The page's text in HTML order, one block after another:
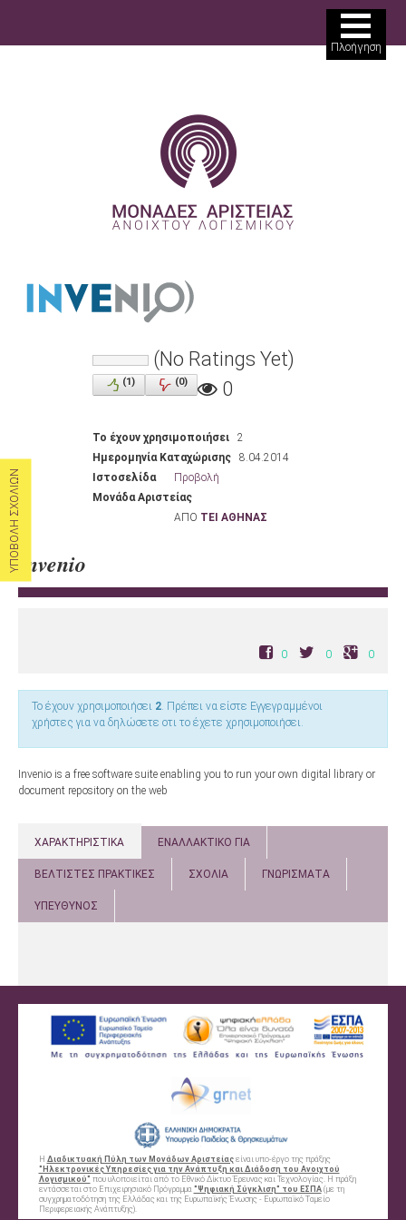
ΘΕΜΑΤΙΚΕΣ ΠΕΡΙΟΧΕΣ
ΕΡΓΑΛΕΙΑ
(No Ratings Yet)
0
(1) (0)
Το έχουν χρησιμοποιήσει2
Ημερομηνία Καταχώρισης8.04.2014
Ιστοσελίδα
Προβολή
Μονάδα Αριστείας
ΑΠΟ ΤΕΙ ΑΘΗΝΑΣ
Invenio
0 0 0
Το έχουν χρησιμοποιήσει 2 . Πρέπει να είστε Εγγεγραμμένοι
χρήστες για να δηλώσετε οτι το έχετε χρησιμοποιήσει.
Invenio is a ​free software suite enabling you to run your own ​digital library or
document repository on the web
ΧΑΡΑΚΤΗΡΙΣΤΙΚΑ ΕΝΑΛΛΑΚΤΙΚΟ ΓΙΑ
ΒΕΛΤΙΣΤΕΣ ΠΡΑΚΤΙΚΕΣ ΣΧΟΛΙΑ ΓΝΩΡΙΣΜΑΤΑ
ΥΠΕΥΘΥΝΟΣ
Η Διαδικτυακή Πύλη των Μονάδων Αριστείαςείναι υπο-έργο της πράξης
"Ηλεκτρονικές Υπηρεσίες για την Ανάπτυξη και Διάδοση του Ανοιχτού
Λογισμικού" που υλοποιείται από το Εθνικό Δίκτυο Έρευνας και Τεχνολογίας. Η πράξη
εντάσσεται στο Επιχειρησιακό Πρόγραμμα "Ψηφιακή Σύγκλιση" του ΕΣΠΑ(με τη
συγχρηματοδότηση της Ελλάδας και της Ευρωπαϊκής Ένωσης - Ευρωπαϊκό Ταμείο
Περιφερειακής Ανάπτυξης).
ΥΠΟΒΟΛΗ ΣΧΟΛΙΩΝ
Πλοήγηση